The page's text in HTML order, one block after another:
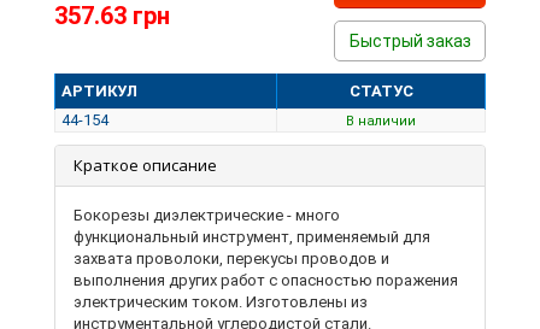
357.63 грн
Быстрый заказ
АРТИКУЛ
СТАТУС
44-154
В наличии
Краткое описание
Бокорезы диэлектрические - много
функциональный инструмент, применяемый для
захвата проволоки, перекусы проводов и
выполнения других работ с опасностью поражения
электрическим током. Изготовлены из
инструментальной углеродистой стали.